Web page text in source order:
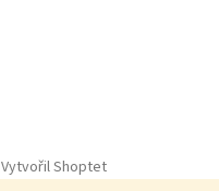
Vytvořil Shoptet